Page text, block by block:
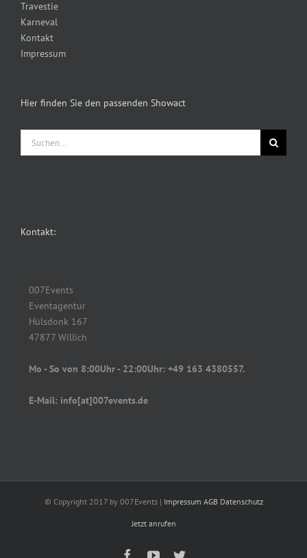
Travestie
Karneval
Kontakt
Impressum
Hier finden Sie den passenden Showact
nach:
Kontakt:
007Events
Eventagentur
Hülsdonk 167
47877 Willich
Mo - So von 8:00Uhr - 22:00Uhr: +49 163 4380557.
E-Mail: info[at]007events.de
© Copyright 2017 by 007Events | Impressum AGB Datenschutz
Jetzt anrufen
Facebook
YouTubeTwitter